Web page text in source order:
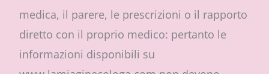
medica, il parere, le prescrizioni o il rapporto
diretto con il proprio medico: pertanto le
informazioni disponibili su